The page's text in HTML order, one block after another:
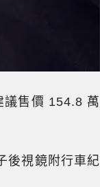
售價 154.8 萬
後視鏡附行車紀